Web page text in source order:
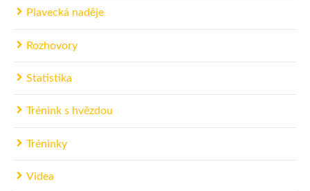
Plavecká naděje
Rozhovory
Statistika
Trénink s hvězdou
Tréninky
Videa